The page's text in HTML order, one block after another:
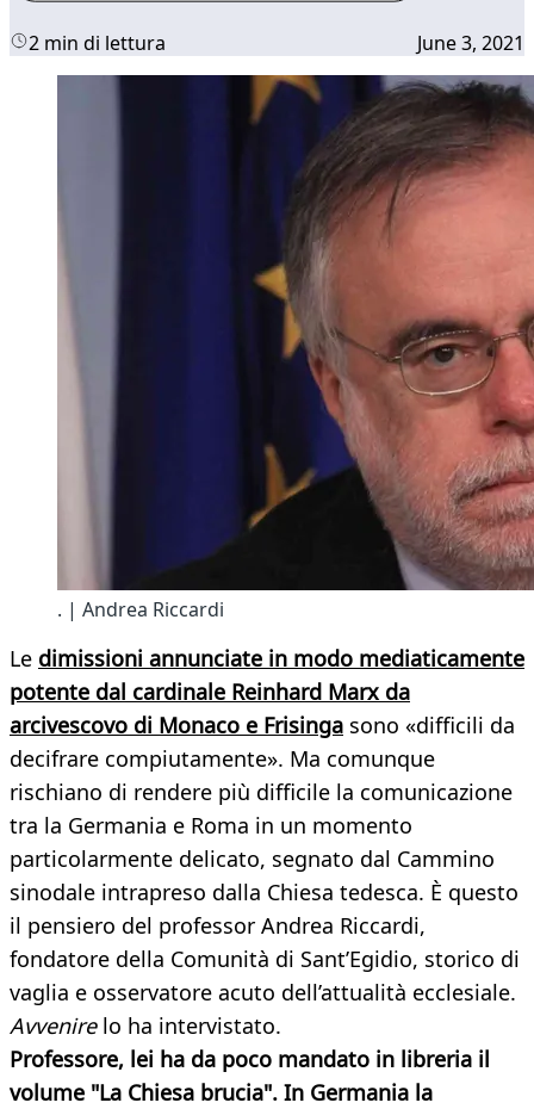
2 min di lettura June 3, 2021
. | Andrea Riccardi
Le dimissioni annunciate in modo mediaticamente
potente dal cardinale Reinhard Marx da
arcivescovo di Monaco e Frisinga sono «difficili da
decifrare compiutamente». Ma comunque
rischiano di rendere più difficile la comunicazione
tra la Germania e Roma in un momento
particolarmente delicato, segnato dal Cammino
sinodale intrapreso dalla Chiesa tedesca. È questo
il pensiero del professor Andrea Riccardi,
fondatore della Comunità di Sant’Egidio, storico di
vaglia e osservatore acuto dell’attualità ecclesiale.
Avvenirelo ha intervistato.
Professore, lei ha da poco mandato in libreria il
volume "La Chiesa brucia". In Germania la